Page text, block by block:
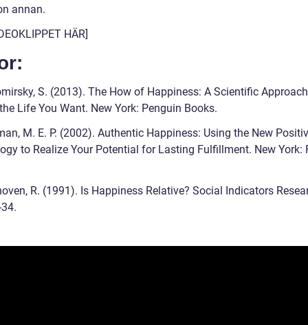
annan.
HÄR]
S. (2013). The How of Happiness: A Scientific
Life You Want. New York: Penguin Books.
M. E. P. (2002). Authentic Happiness: Using the New
to Realize Your Potential for Lasting Fulfillment. New York:
R. (1991). Is Happiness Relative? Social Indicators